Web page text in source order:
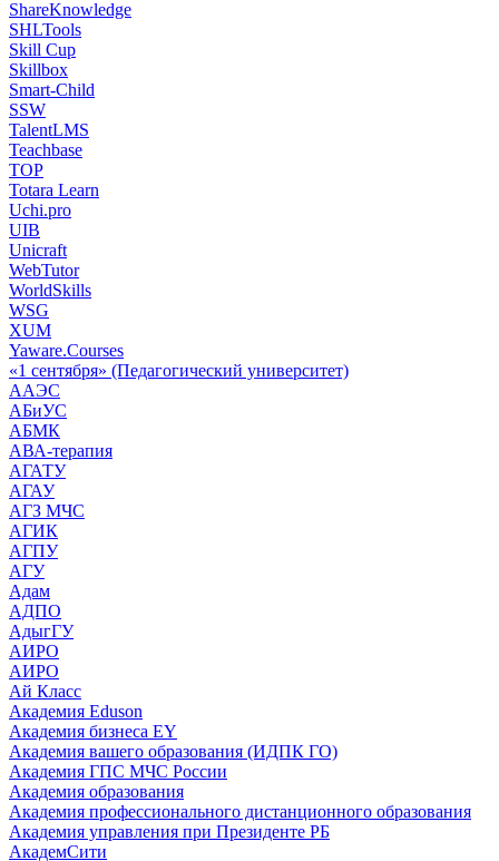
ShareKnowledge
SHLTools
Skill Cup
Skillbox
Smart-Child
SSW
TalentLMS
Teachbase
TOP
Totara Learn
Uchi.pro
UIB
Unicraft
WebTutor
WorldSkills
WSG
XUM
Yaware.Courses
«1 сентября» (Педагогический университет)
ААЭС
АБиУС
АБМК
АВА-терапия
АГАТУ
АГАУ
АГЗ МЧС
АГИК
АГПУ
АГУ
Адам
АДПО
АдыгГУ
АИРО
АИРО
Ай Класс
Академия Eduson
Академия бизнеса EY
Академия вашего образования (ИДПК ГО)
Академия ГПС МЧС России
Академия образования
Академия профессионального дистанционного образования
Академия управления при Президенте РБ
АкадемСити